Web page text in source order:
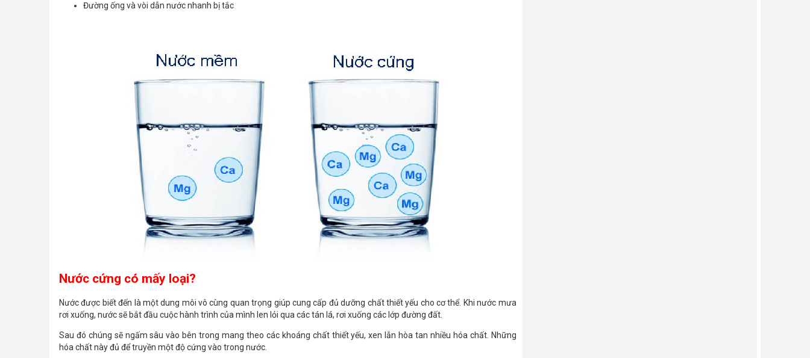
Đường ống và vòi dẫn nước nhanh bị tắc
Nước cứng có mấy loại?
Nước được biết đến là một dung môi vô cùng quan trọng giúp cung cấp đủ dưỡng chất thiết yếu cho cơ thể. Khi nước mưa
rơi xuống, nước sẽ bắt đầu cuộc hành trình của mình len lỏi qua các tán lá, rơi xuống các lớp đường đất.
Sau đó chúng sẽ ngấm sâu vào bên trong mang theo các khoáng chất thiết yếu, xen lẫn hòa tan nhiều hóa chất. Những
hóa chất này đủ để truyền một độ cứng vào trong nước.